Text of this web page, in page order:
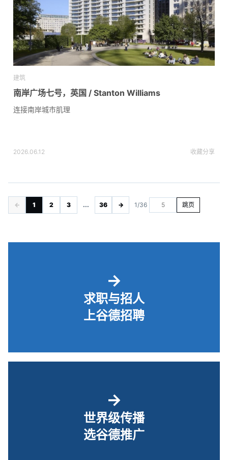
建筑
南岸广场七号，英国 / Stanton Williams
连接南岸城市肌理
2026.06.12 收藏分享
← 1 2 3 ... 36 → 1/36 跳页
→
求职与招人
上谷德招聘
→
世界级传播
选谷德推广